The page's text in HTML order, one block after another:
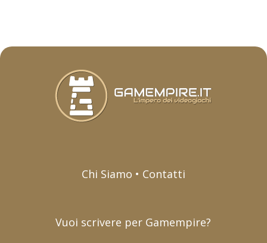
Chi Siamo • Contatti
Vuoi scrivere per Gamempire?